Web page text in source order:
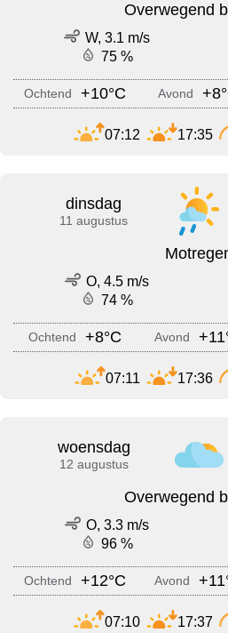
Overwegend
W, 3.1 m/s
75 %
Ochtend +10°C Avond
07:12 17:35
dinsdag
11 augustus
O, 4.5 m/s
74 %
Ochtend +8°C Avond
07:11 17:36
woensdag
12 augustus
Overwegend
O, 3.3 m/s
96 %
Ochtend +12°C Avond
07:10 17:37